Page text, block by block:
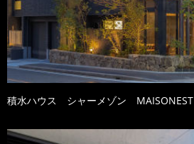
積水ハウス シャーメゾン MAISONEST